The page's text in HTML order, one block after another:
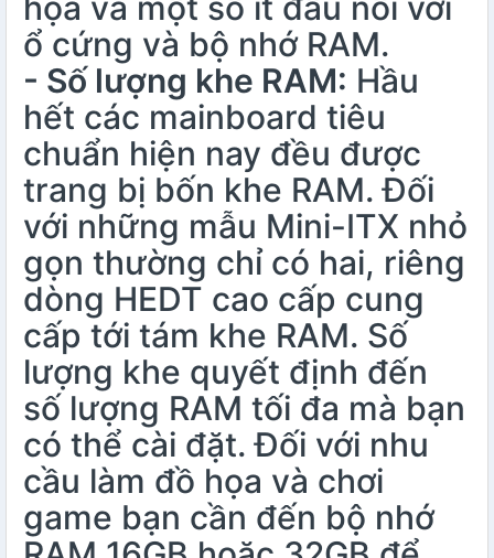
ổ cứng và bộ nhớ RAM.
- Số lượng khe RAM: Hầu
hết các mainboard tiêu
chuẩn hiện nay đều được
trang bị bốn khe RAM. Đối
với những mẫu Mini-ITX nhỏ
gọn thường chỉ có hai, riêng
dòng HEDT cao cấp cung
cấp tới tám khe RAM. Số
lượng khe quyết định đến
số lượng RAM tối đa mà bạn
có thể cài đặt. Đối với nhu
cầu làm đồ họa và chơi
game bạn cần đến bộ nhớ